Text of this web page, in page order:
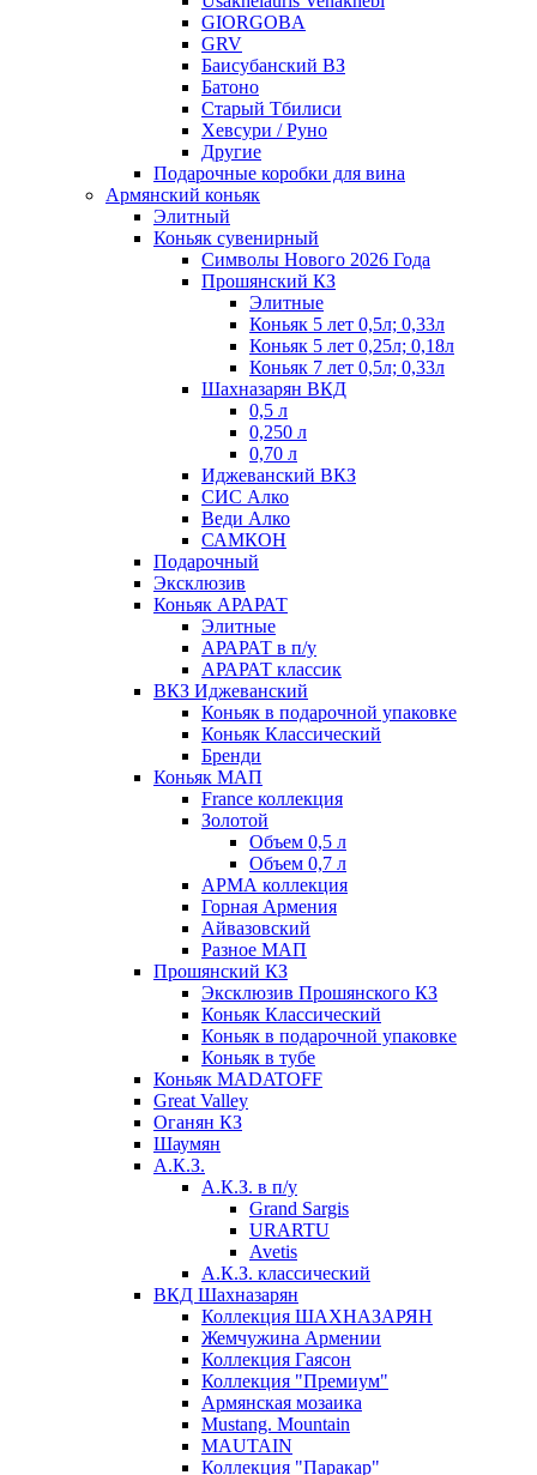
GIORGOBA
GRV
Баисубанский ВЗ
Батоно
Старый Тбилиси
Хевсури / Руно
Другие
Подарочные коробки для вина
Армянский коньяк
Элитный
Коньяк сувенирный
Символы Нового 2026 Года
Прошянский КЗ
Элитные
Коньяк 5 лет 0,5л; 0,33л
Коньяк 5 лет 0,25л; 0,18л
Коньяк 7 лет 0,5л; 0,33л
Шахназарян ВКД
0,5 л
0,250 л
0,70 л
Иджеванский ВКЗ
СИС Алко
Веди Алко
САМКОН
Подарочный
Эксклюзив
Коньяк АРАРАТ
Элитные
АРАРАТ в п/у
АРАРАТ классик
ВКЗ Иджеванский
Коньяк в подарочной упаковке
Коньяк Классический
Бренди
Коньяк МАП
France коллекция
Золотой
Объем 0,5 л
Объем 0,7 л
АРМА коллекция
Горная Армения
Айвазовский
Разное МАП
Прошянский КЗ
Эксклюзив Прошянского КЗ
Коньяк Классический
Коньяк в подарочной упаковке
Коньяк в тубе
Коньяк MADATOFF
Great Valley
Оганян КЗ
Шаумян
А.К.З.
А.К.З. в п/у
Grand Sargis
URARTU
Avetis
А.К.З. классический
ВКД Шахназарян
Коллекция ШАХНАЗАРЯН
Жемчужина Армении
Коллекция Гаясон
Коллекция "Премиум"
Армянская мозаика
Mustang. Mountain
MAUTAIN
Коллекция "Паракар"